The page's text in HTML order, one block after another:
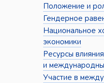
Положение и
Гендерное
Национальное
экономики
Ресурсы
и
Участие в